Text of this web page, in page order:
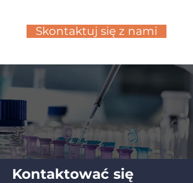
Skontaktuj się z nami
Kontaktować się